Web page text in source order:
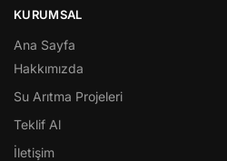
KURUMSAL
Ana Sayfa
Hakkımızda
Su Arıtma Projeleri
Teklif Al
İletişim